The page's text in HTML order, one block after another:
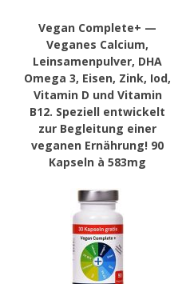
Vegan Complete+ —
Veganes Calcium,
Leinsamenpulver, DHA
Omega 3, Eisen, Zink, Iod,
Vitamin D und Vitamin
B12. Speziell entwickelt
zur Begleitung einer
veganen Ernährung! 90
Kapseln à 583mg